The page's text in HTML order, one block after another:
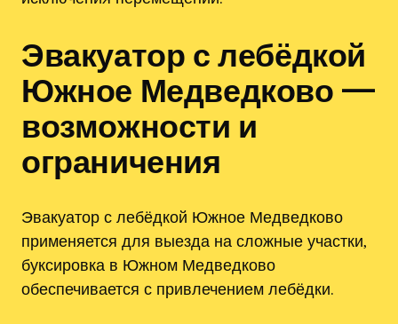
Эвакуатор с лебёдкой
Южное Медведково —
возможности и
ограничения
Эвакуатор с лебёдкой Южное Медведково
применяется для выезда на сложные участки,
буксировка в Южном Медведково
обеспечивается с привлечением лебёдки.